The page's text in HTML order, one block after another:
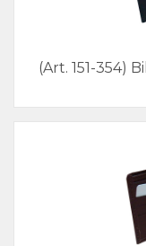
(Art. 151-354)